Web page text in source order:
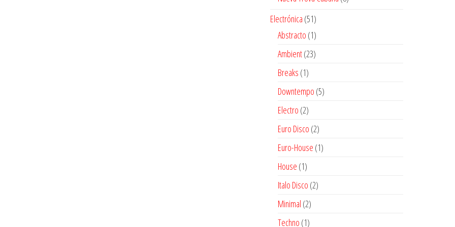
Electrónica 5151
productos
Abstracto 11
producto
Ambient 2323
Breaks 11
producto
Downtempo 55
Electro 22
productos
Euro Disco 22
productos
Euro-House 11
House 11
producto
Italo Disco 22
Minimal 22
productos
Techno 11